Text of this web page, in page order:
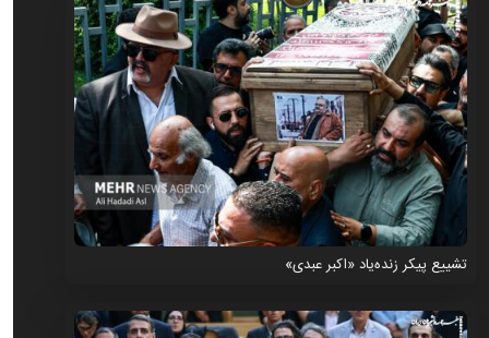
تشییع پیکر زنده‌یاد «اکبر عبدی»